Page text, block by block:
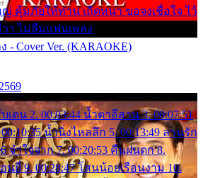
คุ้มภัยให้ท่าน เถิดหนา ขอจงเชื่อใจ ไว้
า ไม่ลืมแฟนเพลง
Cover Ver. (KARAOKE)
เดน 2. 00:03:44 น้ำตาอีสาน 3. 00:07:51
น้ำนิ่งไหลลึก 5. 00:13:49 ลานรัก
จำใจจาก 7. 00:20:53 คืนฝนตก 8.
นยี่ 9. 00:28:47 โสนน้อยเรือนงาม 10.